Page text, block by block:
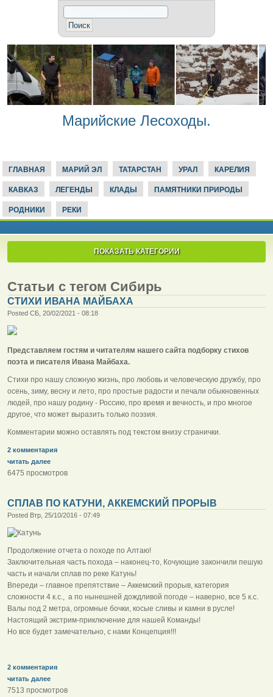
Марийские Лесоходы.
ГЛАВНАЯ МАРИЙ ЭЛ ТАТАРСТАН УРАЛ КАРЕЛИЯ
КАВКАЗ ЛЕГЕНДЫ КЛАДЫ ПАМЯТНИКИ ПРИРОДЫ
РОДНИКИ РЕКИ
ПОКАЗАТЬ КАТЕГОРИИ
Статьи с тегом Сибирь
СТИХИ ИВАНА МАЙБАХА
Posted СБ, 20/02/2021 - 08:18
Представляем гостям и читателям нашего сайта подборку стихов
поэта и писателя Ивана Майбаха.
Стихи про нашу сложную жизнь, про любовь и человеческую дружбу, про
осень, зиму, весну и лето, про простые радости и печали обыкновенных
людей, про нашу родину - Россию, про время и вечность, и про многое
другое, что может выразить только поэзия.
Комментарии можно оставлять под текстом внизу странички.
2 комментария
читать далее
6475 просмотров
СПЛАВ ПО КАТУНИ, АККЕМСКИЙ ПРОРЫВ
Posted Втр, 25/10/2016 - 07:49
Продолжение отчета о походе по Алтаю!
Заключительная часть похода – наконец-то, Кочующие закончили пешую
часть и начали сплав по реке Катунь!
Впереди – главное препятствие – Аккемский прорыв, категория
сложности 4 к.с., а по нынешней дождливой погоде – наверно, все 5 к.с.
Валы под 2 метра, огромные бочки, косые сливы и камни в русле!
Настоящий экстрим-приключение для нашей Команды!
Но все будет замечательно, с нами Концепция!!!
2 комментария
читать далее
7513 просмотров